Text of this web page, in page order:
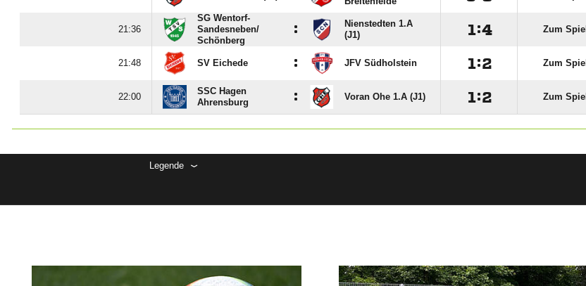

SG Wentorf-
Sandesneben/​
Schönberg
:
Nienstedten 1.A
(J1)
: Zum Spiel
 SV Eichede : JFV Südholstein : Zum Spiel

SSC Hagen
Ahrensburg
: Voran Ohe 1.A (J1) : Zum Spiel
Legende